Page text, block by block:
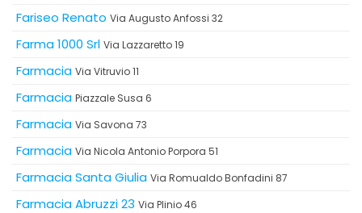
Fariseo Renato Via Augusto Anfossi 32
Farma 1000 Srl Via Lazzaretto 19
Farmacia Via Vitruvio 11
Farmacia Piazzale Susa 6
Farmacia Via Savona 73
Farmacia Via Nicola Antonio Porpora 51
Farmacia Santa Giulia Via Romualdo Bonfadini 87
Farmacia Abruzzi 23 Via Plinio 46